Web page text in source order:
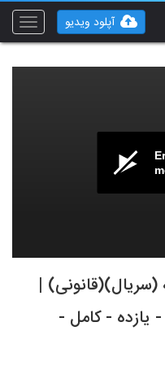
Toggle
آپلود ویدیو
|
دانلود قسمت - یازدهم - 11 - یازده - کامل -